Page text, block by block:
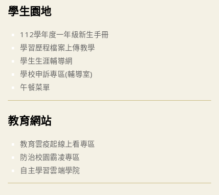
學生園地
112學年度一年級新生手冊
學習歷程檔案上傳教學
學生生涯輔導網
學校申訴專區(輔導室)
午餐菜單
教育網站
教育雲疫起線上看專區
防治校園霸凌專區
自主學習雲端學院